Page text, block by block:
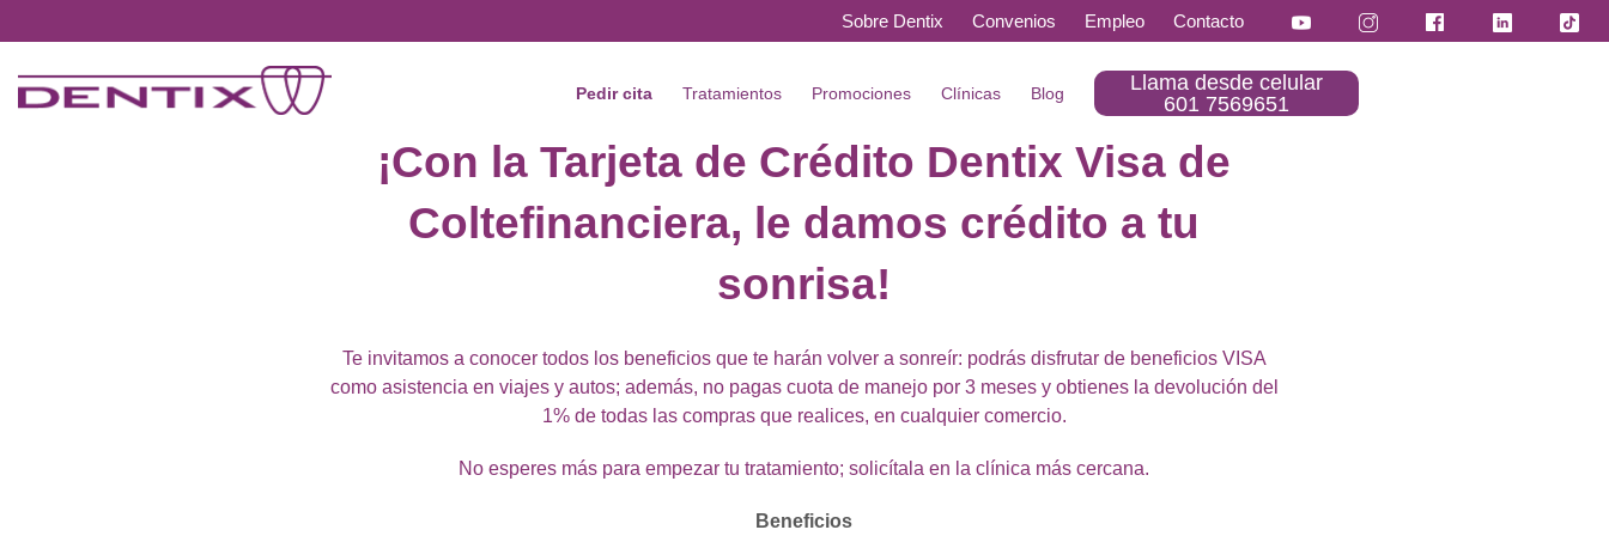
Sobre Dentix Convenios Empleo Contacto
Llama desde celular
601 7569651
Pedir cita Tratamientos Promociones Clínicas Blog
¡Con la Tarjeta de Crédito Dentix Visa de
Coltefinanciera, le damos crédito a tu
sonrisa!
Te invitamos a conocer todos los beneficios que te harán volver a sonreír: podrás disfrutar de beneficios VISA
como asistencia en viajes y autos; además, no pagas cuota de manejo por 3 meses y obtienes la devolución del
1% de todas las compras que realices, en cualquier comercio.
No esperes más para empezar tu tratamiento; solicítala en la clínica más cercana.
Beneficios